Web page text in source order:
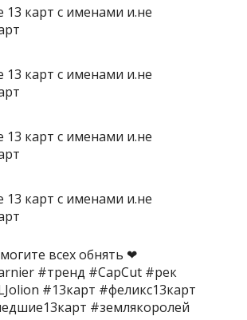
всех обнять ❤
#тренд #CapCut #рек
#13карт #феликс13карт
#землякоролей